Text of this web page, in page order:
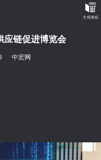
应链促进博览会
中宏网